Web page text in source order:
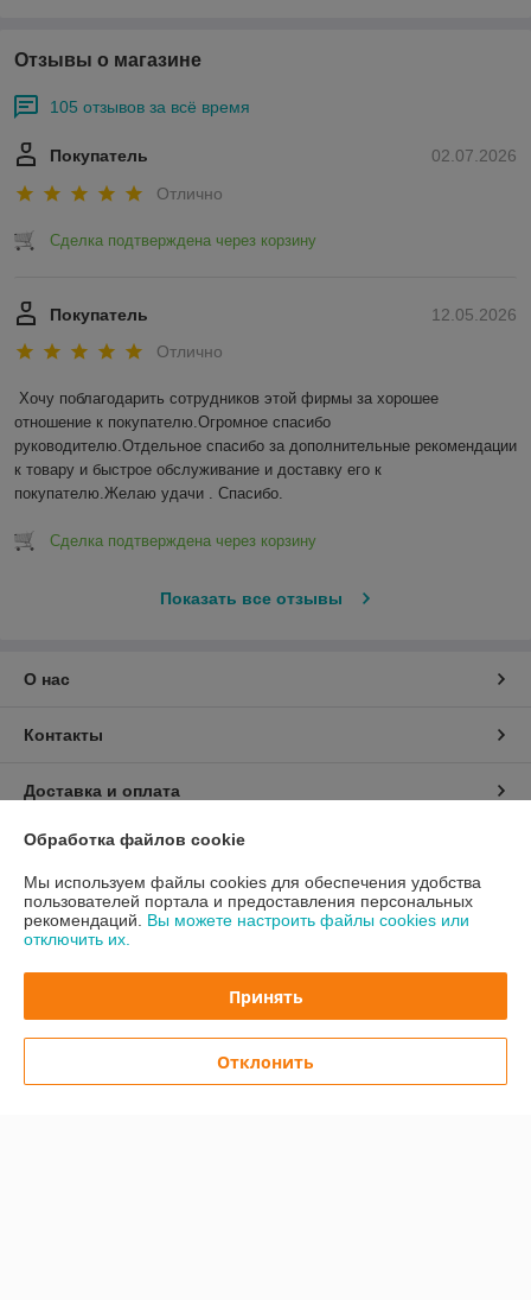
Отзывы о магазине
105 отзывов за всё время
02.07.2026
Покупатель
Отлично
Сделка подтверждена через корзину
12.05.2026
Покупатель
Отлично
Хочу поблагодарить сотрудников этой фирмы за хорошее
отношение к покупателю.Огромное спасибо
руководителю.Отдельное спасибо за дополнительные рекомендации
к товару и быстрое обслуживание и доставку его к
покупателю.Желаю удачи . Спасибо.
Сделка подтверждена через корзину
Показать все отзывы
О нас
Контакты
Доставка и оплата
График работы
Полная версия сайта
Сайт создан на платформе Deal.by
Обработка файлов cookie
Мы используем файлы cookies для обеспечения удобства
пользователей портала и предоставления персональных
рекомендаций. Вы можете настроить файлы cookies или
отключить их.
Принять
Отклонить